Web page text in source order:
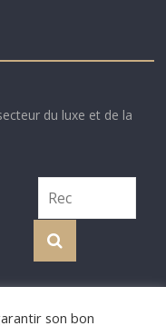
du luxe et de la
son bon